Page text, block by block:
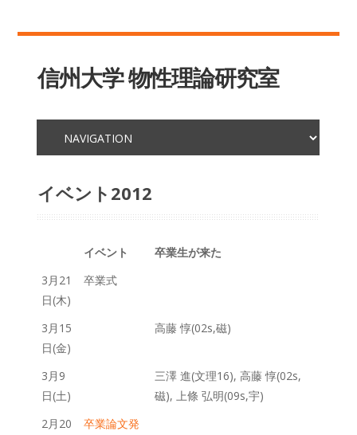
信州大学 物性理論研究室
イベント2012
イベント
卒業生が来た
3月21
日(木)
卒業式
3月15
日(金)
高藤 惇(02s,磁)
3月9
日(土)
三澤 進(文理16), 高藤 惇(02s,
磁), 上條 弘明(09s,宇)
2月20
卒業論文発